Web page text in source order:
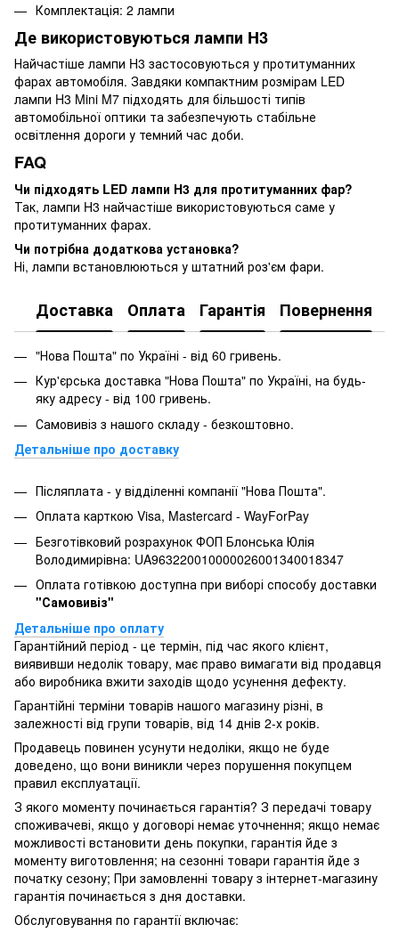
Комплектація: 2 лампи
Де використовуються лампи H3
Найчастіше лампи H3 застосовуються у протитуманних
фарах автомобіля. Завдяки компактним розмірам LED
лампи H3 Mini M7 підходять для більшості типів
автомобільної оптики та забезпечують стабільне
освітлення дороги у темний час доби.
FAQ
Чи підходять LED лампи H3 для протитуманних фар?
Так, лампи H3 найчастіше використовуються саме у
протитуманних фарах.
Чи потрібна додаткова установка?
Ні, лампи встановлюються у штатний роз'єм фари.
Доставка Оплата Гарантія Повернення
"Нова Пошта" по Україні - від 60 гривень.
Кур'єрська доставка "Нова Пошта" по Україні, на будь-
яку адресу - від 100 гривень.
Самовивіз з нашого складу - безкоштовно.
Детальніше про доставку
Післяплата - у відділенні компанії "Нова Пошта".
Оплата карткою Visa, Mastercard - WayForPay
Безготівковий розрахунок ФОП Блонська Юлія
Володимирівна: UA963220010000026001340018347
Оплата готівкою доступна при виборі способу доставки
"Самовивіз"
Детальніше про оплату
Гарантійний період - це термін, під час якого клієнт,
виявивши недолік товару, має право вимагати від продавця
або виробника вжити заходів щодо усунення дефекту.
Гарантійні терміни товарів нашого магазину різні, в
залежності від групи товарів, від 14 днів 2-х років.
Продавець повинен усунути недоліки, якщо не буде
доведено, що вони виникли через порушення покупцем
правил експлуатації.
З якого моменту починається гарантія? З передачі товару
споживачеві, якщо у договорі немає уточнення; якщо немає
можливості встановити день покупки, гарантія йде з
моменту виготовлення; на сезонні товари гарантія йде з
початку сезону; При замовленні товару з інтернет-магазину
гарантія починається з дня доставки.
Обслуговування по гарантії включає: